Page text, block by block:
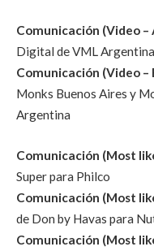
Comunicación (Video
Digital de VML
Comunicación (Video –
Monks Buenos Aires y
Argentina
Comunicación (Most
Super para Philco
Comunicación (Most
de Don by Havas para
Comunicación (Most